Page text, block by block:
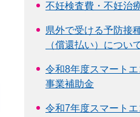
不妊検査費・不妊治
県外で受ける予防接
（償還払い）につい
令和8年度スマート
事業補助金
令和7年度スマート